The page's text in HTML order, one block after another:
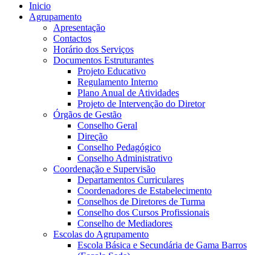
Inicio
Agrupamento
Apresentação
Contactos
Horário dos Serviços
Documentos Estruturantes
Projeto Educativo
Regulamento Interno
Plano Anual de Atividades
Projeto de Intervenção do Diretor
Órgãos de Gestão
Conselho Geral
Direção
Conselho Pedagógico
Conselho Administrativo
Coordenação e Supervisão
Departamentos Curriculares
Coordenadores de Estabelecimento
Conselhos de Diretores de Turma
Conselho dos Cursos Profissionais
Conselho de Mediadores
Escolas do Agrupamento
Escola Básica e Secundária de Gama Barros